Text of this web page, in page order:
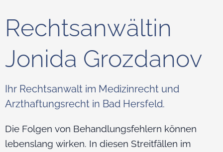
Rechtsanwältin
Jonida Grozdanov
Ihr Rechtsanwalt im Medizinrecht und
Arzthaftungsrecht in Bad Hersfeld.
Die Folgen von Behandlungsfehlern können
lebenslang wirken. In diesen Streitfällen im